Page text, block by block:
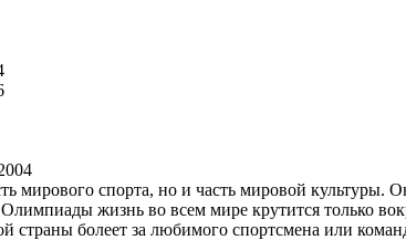
мирового спорта, но и часть мировой
жизнь во всем мире крутится только
страны болеет за любимого спортсмена или